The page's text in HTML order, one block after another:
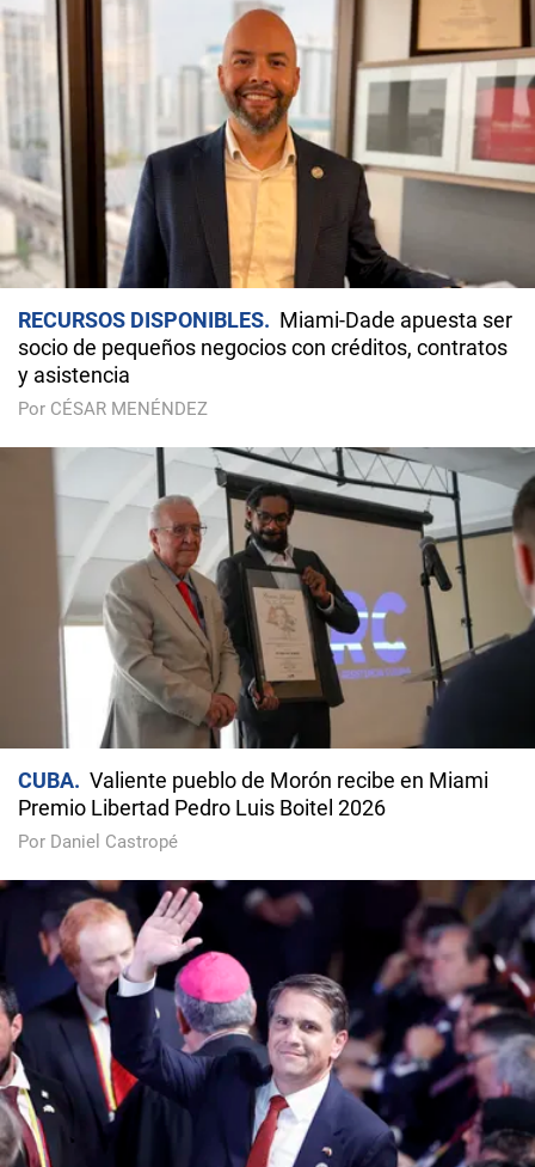
RECURSOS DISPONIBLES
Miami-Dade apuesta ser
socio de pequeños negocios con créditos, contratos
y asistencia
Por CÉSAR MENÉNDEZ
CUBA
Valiente pueblo de Morón recibe en Miami
Premio Libertad Pedro Luis Boitel 2026
Por Daniel Castropé